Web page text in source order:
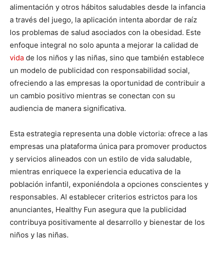
alimentación y otros hábitos saludables desde la infancia
a través del juego, la aplicación intenta abordar de raíz
los problemas de salud asociados con la obesidad. Este
enfoque integral no solo apunta a mejorar la calidad de
vida de los niños y las niñas, sino que también establece
un modelo de publicidad con responsabilidad social,
ofreciendo a las empresas la oportunidad de contribuir a
un cambio positivo mientras se conectan con su
audiencia de manera significativa.
Esta estrategia representa una doble victoria: ofrece a las
empresas una plataforma única para promover productos
y servicios alineados con un estilo de vida saludable,
mientras enriquece la experiencia educativa de la
población infantil, exponiéndola a opciones conscientes y
responsables. Al establecer criterios estrictos para los
anunciantes, Healthy Fun asegura que la publicidad
contribuya positivamente al desarrollo y bienestar de los
niños y las niñas.